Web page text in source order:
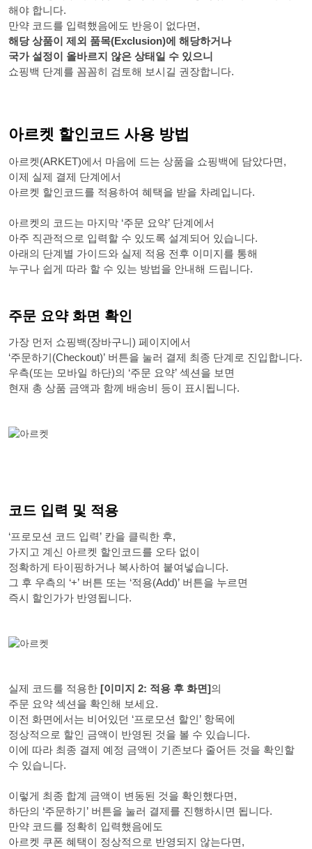
해야 합니다.
만약 코드를 입력했음에도 반응이 없다면,
해당 상품이 제외 품목(Exclusion)에 해당하거나
국가 설정이 올바르지 않은 상태일 수 있으니
쇼핑백 단계를 꼼꼼히 검토해 보시길 권장합니다.
아르켓 할인코드 사용 방법
아르켓(ARKET)에서 마음에 드는 상품을 쇼핑백에 담았다면,
이제 실제 결제 단계에서
아르켓 할인코드를 적용하여 혜택을 받을 차례입니다.
아르켓의 코드는 마지막 ‘주문 요약’ 단계에서
아주 직관적으로 입력할 수 있도록 설계되어 있습니다.
아래의 단계별 가이드와 실제 적용 전후 이미지를 통해
누구나 쉽게 따라 할 수 있는 방법을 안내해 드립니다.
주문 요약 화면 확인
가장 먼저 쇼핑백(장바구니) 페이지에서
‘주문하기(Checkout)’ 버튼을 눌러 결제 최종 단계로 진입합니다.
우측(또는 모바일 하단)의 ‘주문 요약’ 섹션을 보면
현재 총 상품 금액과 함께 배송비 등이 표시됩니다.
코드 입력 및 적용
‘프로모션 코드 입력’ 칸을 클릭한 후,
가지고 계신 아르켓 할인코드를 오타 없이
정확하게 타이핑하거나 복사하여 붙여넣습니다.
그 후 우측의 ‘+’ 버튼 또는 ‘적용(Add)’ 버튼을 누르면
즉시 할인가가 반영됩니다.
실제 코드를 적용한 [이미지 2: 적용 후 화면]의
주문 요약 섹션을 확인해 보세요.
이전 화면에서는 비어있던 ‘프로모션 할인’ 항목에
정상적으로 할인 금액이 반영된 것을 볼 수 있습니다.
이에 따라 최종 결제 예정 금액이 기존보다 줄어든 것을 확인할
수 있습니다.
이렇게 최종 합계 금액이 변동된 것을 확인했다면,
하단의 ‘주문하기’ 버튼을 눌러 결제를 진행하시면 됩니다.
만약 코드를 정확히 입력했음에도
아르켓 쿠폰 혜택이 정상적으로 반영되지 않는다면,